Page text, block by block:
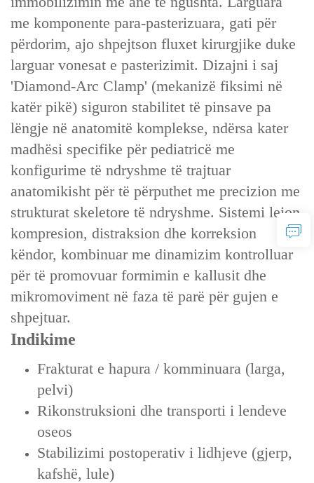
me komponente para-pasterizuara, gati për
përdorim, ajo shpejtson fluxet kirurgjike duke
larguar vonesat e pasterizimit. Dizajni i saj
'Diamond-Arc Clamp' (mekanizë fiksimi në
katër pikë) siguron stabilitet të pinsave pa
lëngje në anatomitë komplekse, ndërsa kater
madhësi specifike për pediatricë me
konfigurime të ndryshme të trajtuar
anatomikisht për të përputhet me precizion me
strukturat skeletore të ndryshme. Sistemi lejon
kompresion, distraksion dhe korreksion
këndor, kombinuar me dinamizim kontrolluar
për të promovuar formimin e kallusit dhe
mikromoviment në faza të parë për gujen e
shpejtuar.
Indikime
Frakturat e hapura / komminuara (larga,
pelvi)
Rikonstruksioni dhe transporti i lendeve
oseos
Stabilizimi postoperativ i lidhjeve (gjerp,
kafshë, lule)